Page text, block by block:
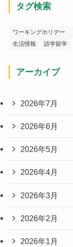
タグ検索
ワーキングホリデー
生活情報
語学留学
アーカイブ
2026年7月
2026年6月
2026年5月
2026年4月
2026年3月
2026年2月
2026年1月